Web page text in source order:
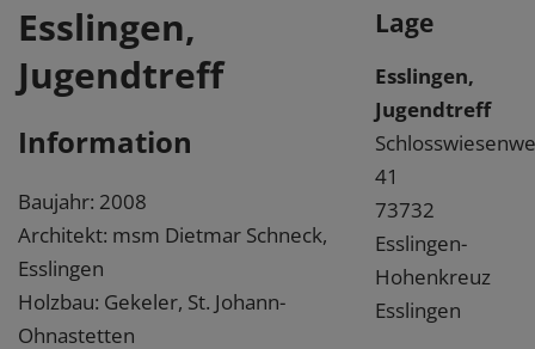
Esslingen,
Jugendtreff
Information
Baujahr: 2008
Architekt: msm Dietmar Schneck,
Esslingen
Holzbau: Gekeler, St. Johann-
Ohnastetten
Lage
Esslingen,
Jugendtreff
41
73732
Esslingen-
Hohenkreuz
Esslingen